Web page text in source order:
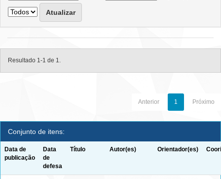
Resultado 1-1 de 1.
Anterior 1 Próximo
Conjunto de itens:
Data de
publicação
Data
de
defesa
Título Autor(es) Orientador(es)